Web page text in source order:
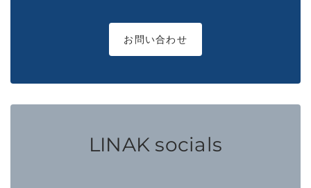
お問い合わせ
LINAK socials